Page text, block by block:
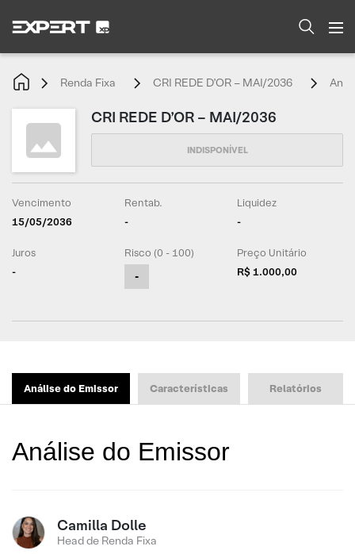
Renda Fixa CRI REDE D’OR – MAI/2036
CRI REDE D’OR – MAI/2036
Vencimento
15/05/2036
Rentab.
-
Liquidez
-
Juros
-
Risco (0 - 100)
-
Preço Unitário
R$ 1.000,00
Análise do Emissor Características Relatórios
Análise do Emissor
Camilla Dolle
Head de Renda Fixa